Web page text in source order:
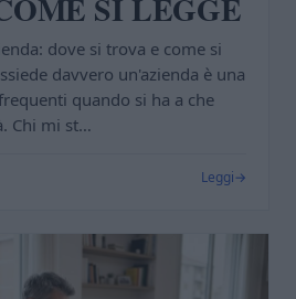
SI LEGGE
dove si trova e come si
davvero un'azienda è una
quando si ha a che
Chi mi st…
Leggi